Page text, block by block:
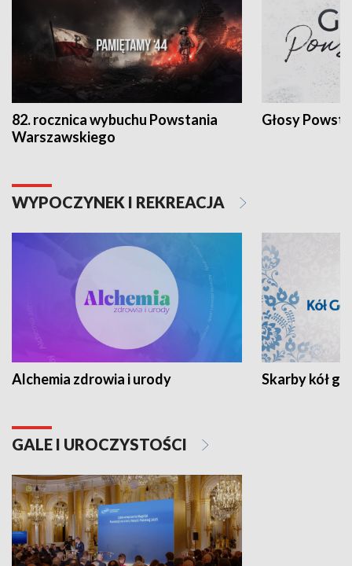
82. rocznica wybuchu Powstania
Warszawskiego
Głosy
WYPOCZYNEK I REKREACJA
Alchemia zdrowia i urody Skarby kół
GALE I UROCZYSTOŚCI